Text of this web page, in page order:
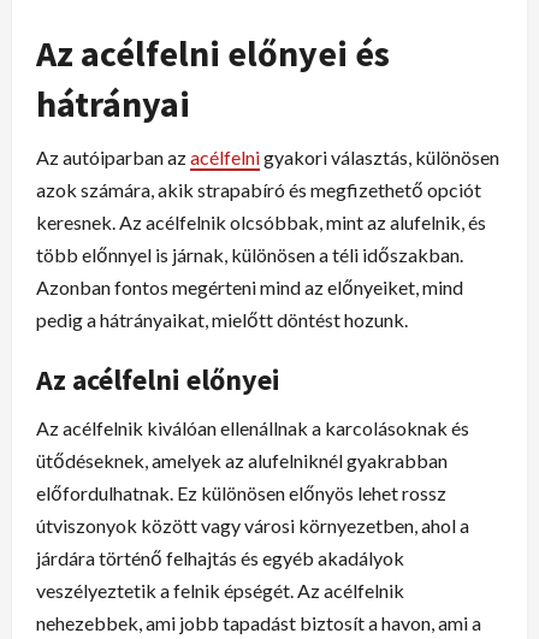
Az acélfelni előnyei és
hátrányai
Az autóiparban azacélfelnigyakori választás, különösen
azok számára, akik strapabíró és megfizethető opciót
keresnek. Az acélfelnik olcsóbbak, mint az alufelnik, és
több előnnyel is járnak, különösen a téli időszakban.
Azonban fontos megérteni mind az előnyeiket, mind
pedig a hátrányaikat, mielőtt döntést hozunk.
Az acélfelni előnyei
Az acélfelnik kiválóan ellenállnak a karcolásoknak és
ütődéseknek, amelyek az alufelniknél gyakrabban
előfordulhatnak. Ez különösen előnyös lehet rossz
útviszonyok között vagy városi környezetben, ahol a
járdára történő felhajtás és egyéb akadályok
veszélyeztetik a felnik épségét. Az acélfelnik
nehezebbek, ami jobb tapadást biztosít a havon, ami a